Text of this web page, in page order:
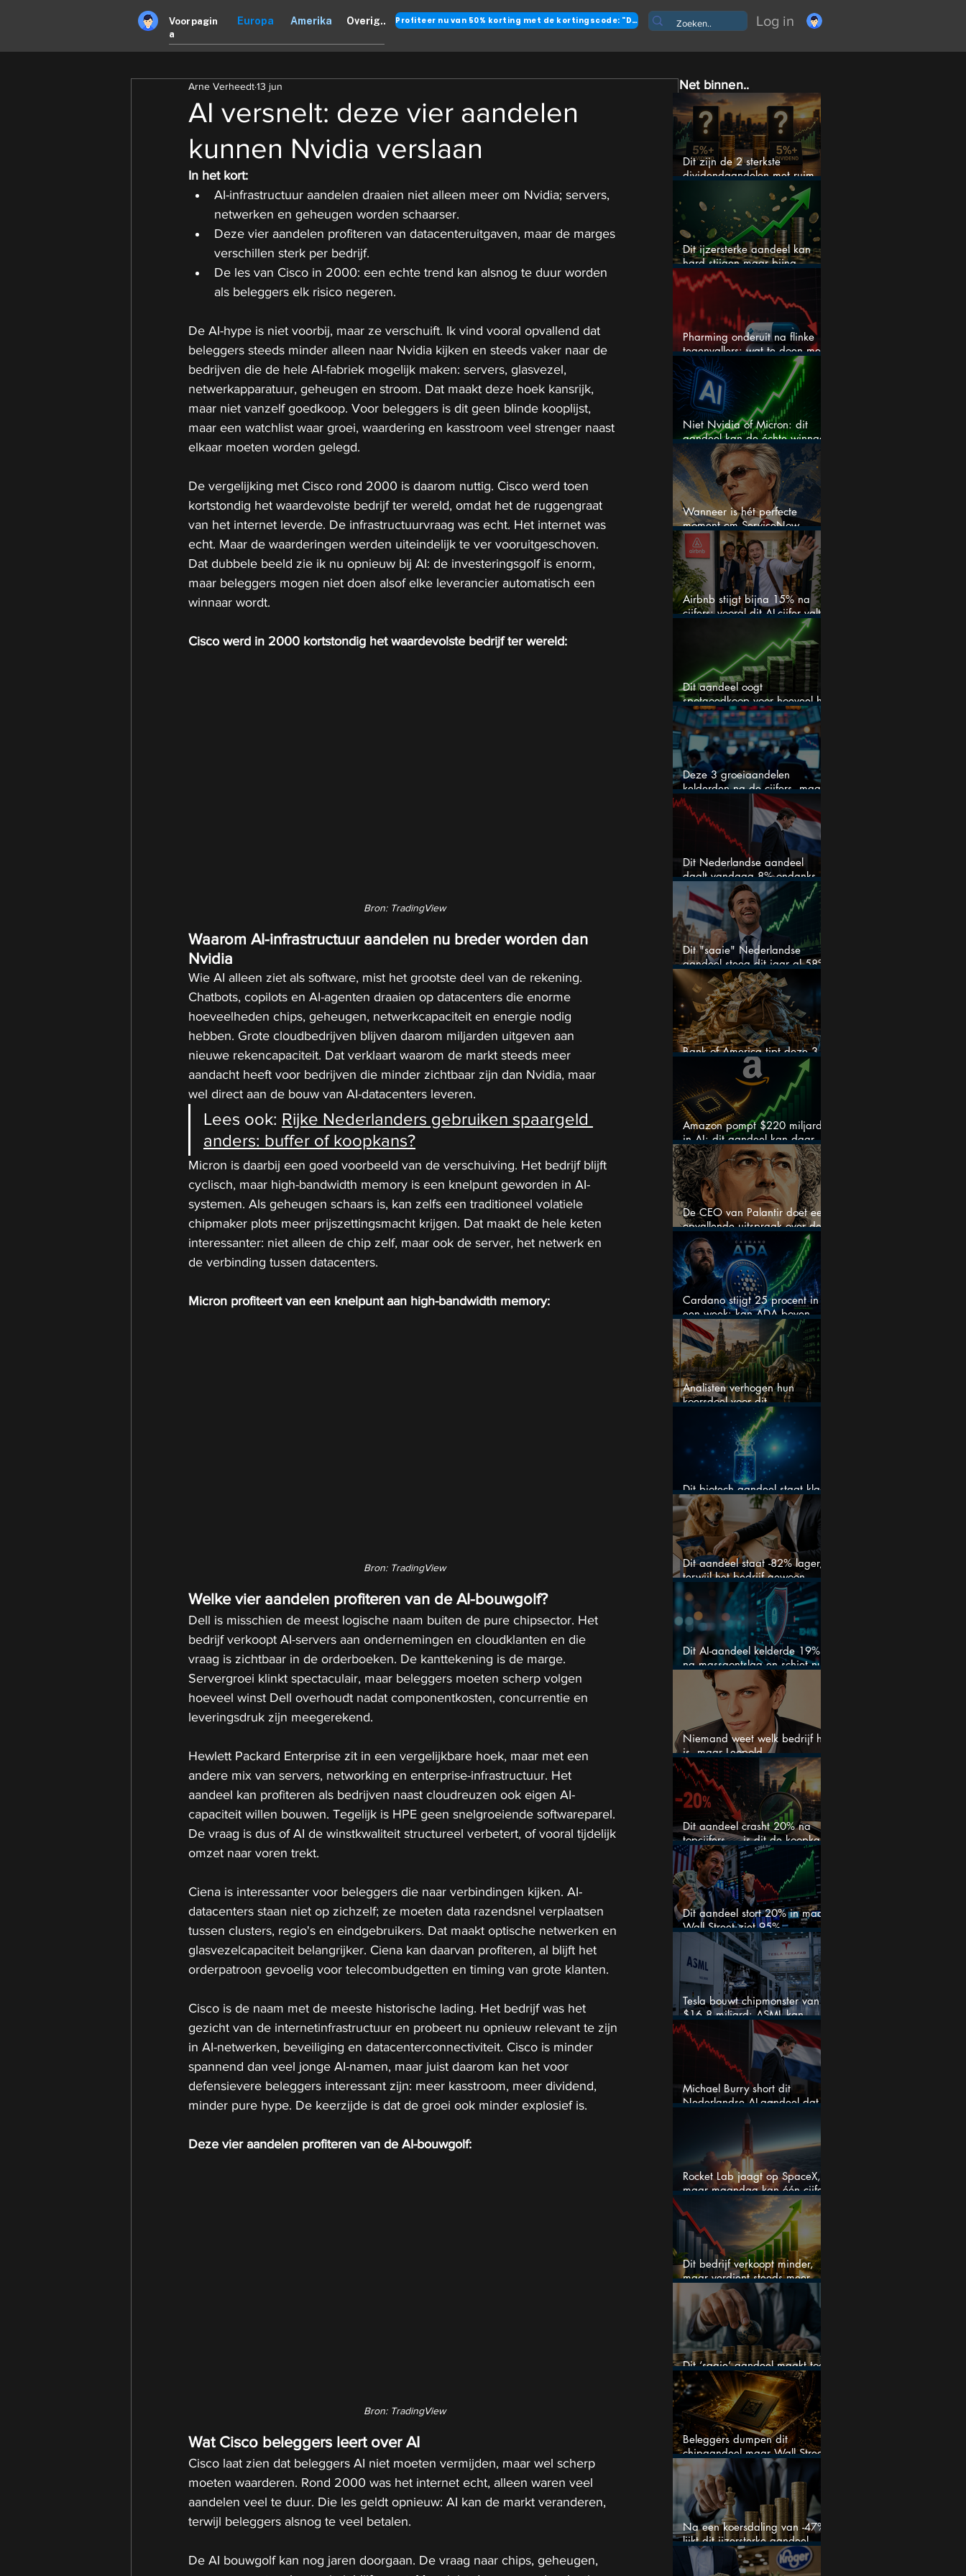
Voorpagin
a
Europa Amerika Overig.. Profiteer nu van 50% korting met de kortingscode: "DANK" Log in
AI versnelt: deze vier aandelen
kunnen Nvidia verslaan
Arne Verheedt13 jun
In het kort:
AI-infrastructuur aandelen draaien niet alleen meer om Nvidia; servers,
netwerken en geheugen worden schaarser.
Deze vier aandelen profiteren van datacenteruitgaven, maar de marges
verschillen sterk per bedrijf.
De les van Cisco in 2000: een echte trend kan alsnog te duur worden
als beleggers elk risico negeren.
De AI-hype is niet voorbij, maar ze verschuift. Ik vind vooral opvallend dat
beleggers steeds minder alleen naar Nvidia kijken en steeds vaker naar de
bedrijven die de hele AI-fabriek mogelijk maken: servers, glasvezel,
netwerkapparatuur, geheugen en stroom. Dat maakt deze hoek kansrijk,
maar niet vanzelf goedkoop. Voor beleggers is dit geen blinde kooplijst,
maar een watchlist waar groei, waardering en kasstroom veel strenger naast
elkaar moeten worden gelegd.
De vergelijking met Cisco rond 2000 is daarom nuttig. Cisco werd toen
kortstondig het waardevolste bedrijf ter wereld, omdat het de ruggengraat
van het internet leverde. De infrastructuurvraag was echt. Het internet was
echt. Maar de waarderingen werden uiteindelijk te ver vooruitgeschoven.
Dat dubbele beeld zie ik nu opnieuw bij AI: de investeringsgolf is enorm,
maar beleggers mogen niet doen alsof elke leverancier automatisch een
winnaar wordt.
Cisco werd in 2000 kortstondig het waardevolste bedrijf ter wereld:
Bron: TradingView
Waarom AI-infrastructuur aandelen nu breder worden dan
Nvidia
Wie AI alleen ziet als software, mist het grootste deel van de rekening.
Chatbots, copilots en AI-agenten draaien op datacenters die enorme
hoeveelheden chips, geheugen, netwerkcapaciteit en energie nodig
hebben. Grote cloudbedrijven blijven daarom miljarden uitgeven aan
nieuwe rekencapaciteit. Dat verklaart waarom de markt steeds meer
aandacht heeft voor bedrijven die minder zichtbaar zijn dan Nvidia, maar
wel direct aan de bouw van AI-datacenters leveren.
Lees ook: Rijke Nederlanders gebruiken spaargeld
anders: buffer of koopkans?
Micron is daarbij een goed voorbeeld van de verschuiving. Het bedrijf blijft
cyclisch, maar high-bandwidth memory is een knelpunt geworden in AI-
systemen. Als geheugen schaars is, kan zelfs een traditioneel volatiele
chipmaker plots meer prijszettingsmacht krijgen. Dat maakt de hele keten
interessanter: niet alleen de chip zelf, maar ook de server, het netwerk en
de verbinding tussen datacenters.
Micron profiteert van een knelpunt aan high-bandwidth memory:
Bron: TradingView
Welke vier aandelen profiteren van de AI-bouwgolf?
Dell is misschien de meest logische naam buiten de pure chipsector. Het
bedrijf verkoopt AI-servers aan ondernemingen en cloudklanten en die
vraag is zichtbaar in de orderboeken. De kanttekening is de marge.
Servergroei klinkt spectaculair, maar beleggers moeten scherp volgen
hoeveel winst Dell overhoudt nadat componentkosten, concurrentie en
leveringsdruk zijn meegerekend.
Hewlett Packard Enterprise zit in een vergelijkbare hoek, maar met een
andere mix van servers, networking en enterprise-infrastructuur. Het
aandeel kan profiteren als bedrijven naast cloudreuzen ook eigen AI-
capaciteit willen bouwen. Tegelijk is HPE geen snelgroeiende softwareparel.
De vraag is dus of AI de winstkwaliteit structureel verbetert, of vooral tijdelijk
omzet naar voren trekt.
Ciena is interessanter voor beleggers die naar verbindingen kijken. AI-
datacenters staan niet op zichzelf; ze moeten data razendsnel verplaatsen
tussen clusters, regio's en eindgebruikers. Dat maakt optische netwerken en
glasvezelcapaciteit belangrijker. Ciena kan daarvan profiteren, al blijft het
orderpatroon gevoelig voor telecombudgetten en timing van grote klanten.
Cisco is de naam met de meeste historische lading. Het bedrijf was het
gezicht van de internetinfrastructuur en probeert nu opnieuw relevant te zijn
in AI-netwerken, beveiliging en datacenterconnectiviteit. Cisco is minder
spannend dan veel jonge AI-namen, maar juist daarom kan het voor
defensievere beleggers interessant zijn: meer kasstroom, meer dividend,
minder pure hype. De keerzijde is dat de groei ook minder explosief is.
Deze vier aandelen profiteren van de AI-bouwgolf:
Bron: TradingView
Wat Cisco beleggers leert over AI
Cisco laat zien dat beleggers AI niet moeten vermijden, maar wel scherp
moeten waarderen. Rond 2000 was het internet echt, alleen waren veel
aandelen veel te duur. Die les geldt opnieuw: AI kan de markt veranderen,
terwijl beleggers alsnog te veel betalen.
De AI bouwgolf kan nog jaren doorgaan. De vraag naar chips, geheugen,
Net binnen..
Dit zijn de 2 sterkste
dividendaandelen met ruim
Dit ijzersterke aandeel kan
hard stijgen maar bijna
niemand kijkt
Pharming onderuit na flinke
tegenvallers: wat te doen met
het aandeel?
Niet Nvidia of Micron: dit
aandeel kan de échte winnaar
van de AI-race worden
Wanneer is hét perfecte
moment om ServiceNow
aandelen te kopen?
Airbnb stijgt bijna 15% na
cijfers: vooral dit AI-cijfer valt
Dit aandeel oogt
spotgoedkoop voor hoeveel het
kan stijgen
Deze 3 groeiaandelen
kelderden na de cijfers, maar
één is mijn duidelijke favoriet
Dit Nederlandse aandeel
daalt vandaag 8% ondanks
zeer sterke halfjaarcijfers en
positieve analistenadviezen:
mooie koopkans?
Dit "saaie" Nederlandse
aandeel steeg dit jaar al 58%
en wordt volgens analisten
onderschat
Bank of America tipt deze 3
chipaandelen
Amazon pompt $220 miljard
in AI: dit aandeel kan daar
explosief van profiteren
De CEO van Palantir doet een
opvallende uitspraak over de
beurs
Cardano stijgt 25 procent in
een week: kan ADA boven
$0,20 blijven?
Analisten verhogen hun
koersdoel voor dit
Nederlandse aandeel — maar
is het al te laat om in te
stappen?
Dit biotech aandeel staat klaar
voor een flinke rally
Dit aandeel staat -82% lager,
terwijl het bedrijf gewoon
groeit
Dit AI-aandeel kelderde 19%
na massaontslag en schiet nu
15% omhoog
Niemand weet welk bedrijf het
is, maar Leopold
Aschenbrenner zet er nu $500
miljoen op
Dit aandeel crasht 20% na
topcijfers — is dit de koopkans
waar beleggers op wachtten?
Dit aandeel stort 20% in maar
Wall Street ziet 95%
koerspotentieel
Tesla bouwt chipmonster van
$16,8 miljard: ASML kan
grote winnaar worden
Michael Burry short dit
Nederlandse AI-aandeel dat
maar liefst 684% groeit
Rocket Lab jaagt op SpaceX,
maar maandag kan één cijfer
de droom doorprikken?
Dit bedrijf verkoopt minder,
maar verdient steeds meer —
hoe lang kan dit sprookje
doorgaan?
Dit ‘saaie’ aandeel maakt toch
bizar veel winst
Beleggers dumpen dit
chipaandeel maar Wall Street
ziet een zeldzame koopkans
Na een koersdaling van -47%
lijkt dit ijzersterke aandeel
aantrekkelijker dan ooit